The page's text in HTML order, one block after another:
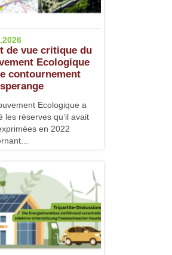
de vue critique du
Ecologique
contournement
Ecologique a
les réserves qu’il avait
en 2022